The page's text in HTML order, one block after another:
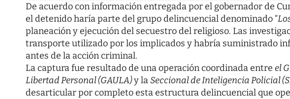
De acuerdo con información entregada por el gobernador de
el detenido haría parte del grupo delincuencial denominado “
planeación y ejecución del secuestro del religioso. Las
transporte utilizado por los implicados y habría suministrado
antes de la acción criminal.
La captura fue resultado de una operación coordinada entre el
Libertad Personal (GAULA)y laSeccional de Inteligencia Policial
desarticular por completo esta estructura delincuencial que